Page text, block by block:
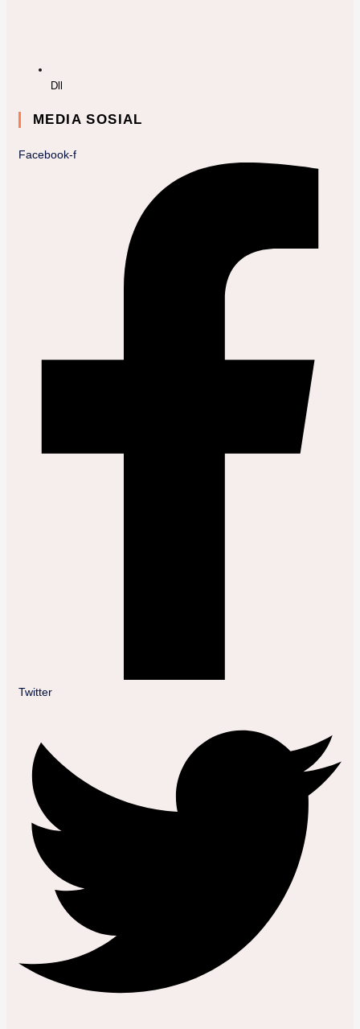
Dll
MEDIA SOSIAL
Facebook-f
Twitter